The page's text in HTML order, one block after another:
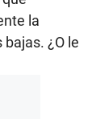
la
¿O le